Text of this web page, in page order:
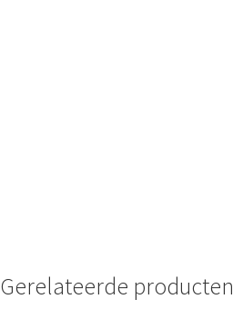
Gerelateerde producten